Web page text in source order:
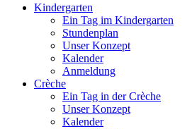
Kindergarten
Ein Tag im Kindergarten
Stundenplan
Unser Konzept
Kalender
Anmeldung
Crèche
Ein Tag in der Crèche
Unser Konzept
Kalender